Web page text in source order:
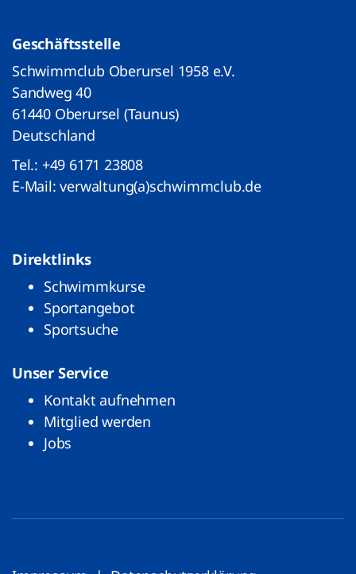
Geschäftsstelle
Schwimmclub Oberursel 1958 e.V.
Sandweg 40
61440 Oberursel (Taunus)
Deutschland
Tel.: +49 6171 23808
E-Mail:verwaltung(a)schwimmclub.de
Direktlinks
Schwimmkurse
Sportangebot
Sportsuche
Unser Service
Kontakt aufnehmen
Mitglied werden
Jobs